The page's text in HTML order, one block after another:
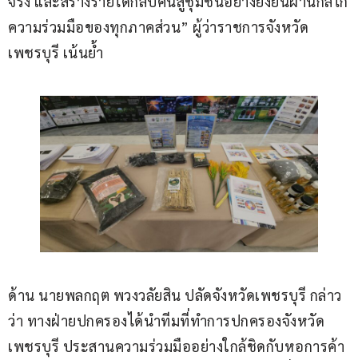
ความร่วมมือของทุกภาคส่วน” ผู้ว่าราชการจังหวัด
เพชรบุรี เน้นย้ำ
ด้าน นายพลกฤต พวงวลัยสิน ปลัดจังหวัดเพชรบุรี กล่าว
ว่า ทางฝ่ายปกครองได้นำทีมที่ทำการปกครองจังหวัด
เพชรบุรี ประสานความร่วมมืออย่างใกล้ชิดกับหอการค้า